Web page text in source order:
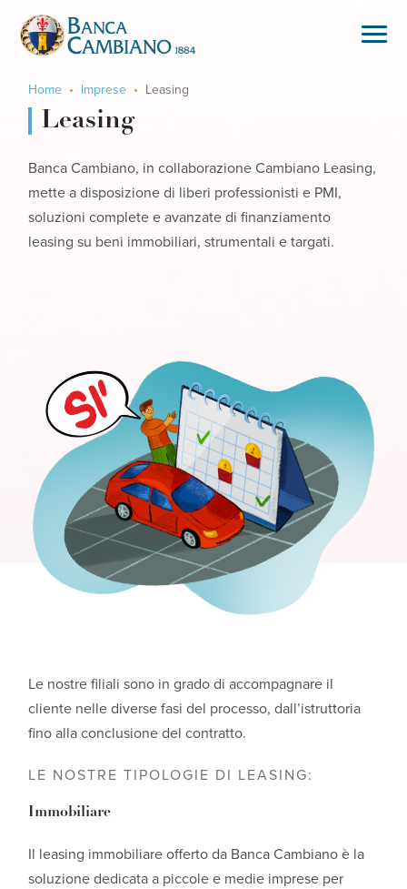
Home Imprese Leasing
Leasing
Banca Cambiano, in collaborazione Cambiano Leasing,
mette a disposizione di liberi professionisti e PMI,
soluzioni complete e avanzate di finanziamento
leasing su beni immobiliari, strumentali e targati.
Le nostre filiali sono in grado di accompagnare il
cliente nelle diverse fasi del processo, dall’istruttoria
fino alla conclusione del contratto.
LE NOSTRE TIPOLOGIE DI LEASING:
Immobiliare
Il leasing immobiliare offerto da Banca Cambiano è la
soluzione dedicata a piccole e medie imprese per